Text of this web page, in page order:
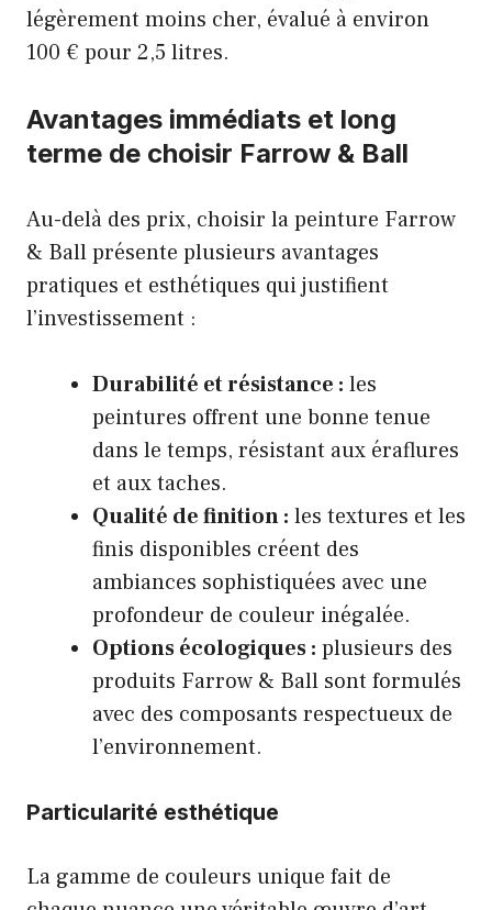
légèrement moins cher, évalué à environ
100 € pour 2,5 litres.
Avantages immédiats et long
terme de choisir Farrow & Ball
Au-delà des prix, choisir la peinture Farrow
& Ball présente plusieurs avantages
pratiques et esthétiques qui justifient
l’investissement :
Durabilité et résistance : les
peintures offrent une bonne tenue
dans le temps, résistant aux éraflures
et aux taches.
Qualité de finition : les textures et les
finis disponibles créent des
ambiances sophistiquées avec une
profondeur de couleur inégalée.
Options écologiques : plusieurs des
produits Farrow & Ball sont formulés
avec des composants respectueux de
l’environnement.
Particularité esthétique
La gamme de couleurs unique fait de